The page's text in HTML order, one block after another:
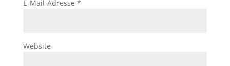
E-Mail-Adresse *
Website